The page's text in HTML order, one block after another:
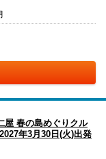
屋 春の島めぐりクル
年3月30日(火)出発